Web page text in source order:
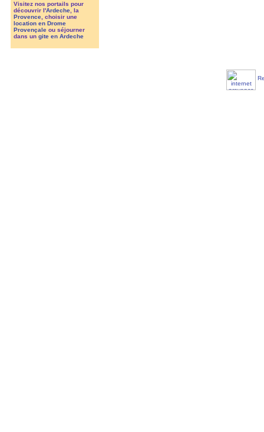
Visitez nos portails pour
découvrir l'Ardeche, la
Provence, choisir une
location en Drome
Provençaleou séjourner
dans un gite en Ardeche